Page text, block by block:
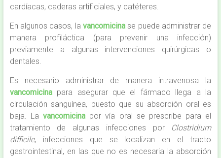
cardíacas, caderas artificiales, y catéteres.
En algunos casos, la vancomicinase puede administrar de
manera profiláctica (para prevenir una infección)
previamente a algunas intervenciones quirúrgicas o
dentales.
Es necesario administrar de manera intravenosa la
vancomicina para asegurar que el fármaco llega a la
circulación sanguínea, puesto que su absorción oral es
baja. Lavancomicina por vía oral se prescribe para el
tratamiento de algunas infecciones por Clostridium
difficile, infecciones que se localizan en el tracto
gastrointestinal, en las que no es necesaria la absorción